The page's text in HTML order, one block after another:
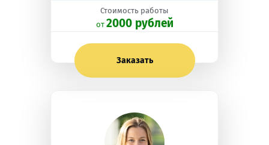
Стоимость работы
oт 2000 рублей
Заказать